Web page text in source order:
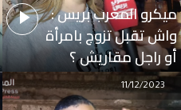
ميكرو المغرب بريس :
واش تقبل تزوج بامرأة
أو راجل مقاريش ؟
11/12/2023